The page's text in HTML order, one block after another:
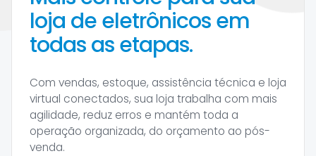
loja de eletrônicos em
todas as etapas.
Com vendas, estoque, assistência técnica e loja
virtual conectados, sua loja trabalha com mais
agilidade, reduz erros e mantém toda a
operação organizada, do orçamento ao pós-
venda.